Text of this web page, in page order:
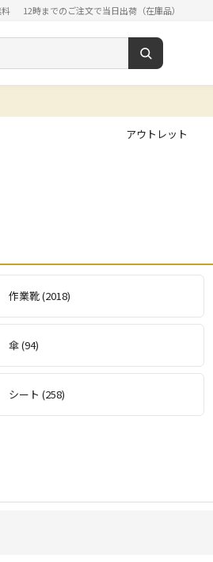
12時までのご注文で当日出荷（在庫品）
アウトレット
作業靴 (2018)
傘 (94)
シート (258)